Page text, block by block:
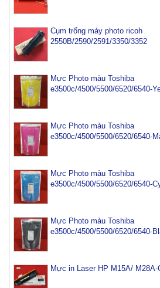
Cụm trống máy photo ricoh
2550B/2590/2591/3350/3352
Mực Photo màu Toshiba
e3500c/4500/5500/6520/6540-
Mực Photo màu Toshiba
e3500c/4500/5500/6520/6540-
Mực Photo màu Toshiba
e3500c/4500/5500/6520/6540-
Mực Photo màu Toshiba
e3500c/4500/5500/6520/6540-
Mực in Laser HP M15A/ M28A-
Mực máy photo ricoh MP 2554/